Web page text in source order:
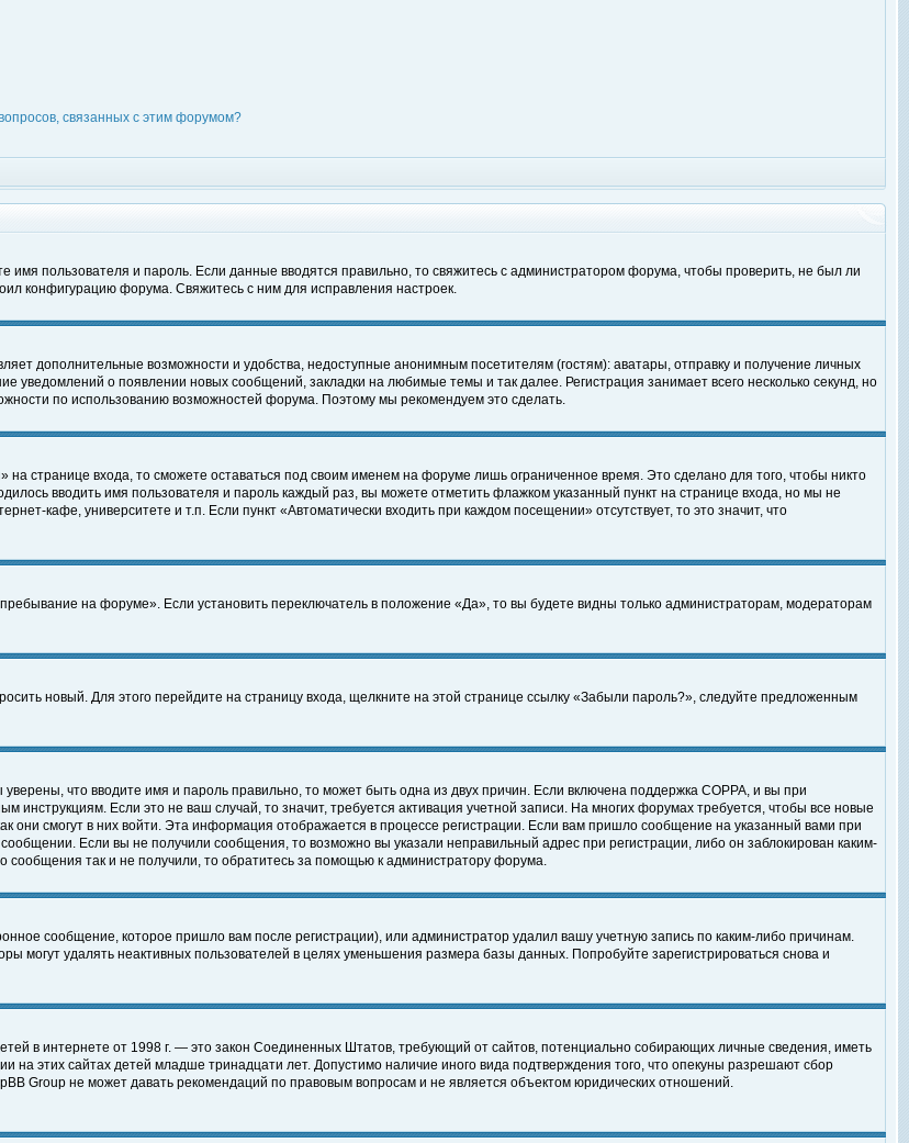
связанных с этим форумом?
имя пользователя и пароль. Если данные вводятся правильно, то свяжитесь с администратором форума, чтобы проверить, не был ли
конфигурацию форума. Свяжитесь с ним для исправления настроек.
дополнительные возможности и удобства, недоступные анонимным посетителям (гостям): аватары, отправку и получение личных
уведомлений о появлении новых сообщений, закладки на любимые темы и так далее. Регистрация занимает всего несколько секунд, но
по использованию возможностей форума. Поэтому мы рекомендуем это сделать.
странице входа, то сможете оставаться под своим именем на форуме лишь ограниченное время. Это сделано для того, чтобы никто
вводить имя пользователя и пароль каждый раз, вы можете отметить флажком указанный пункт на странице входа, но мы не
кафе, университете и т.п. Если пункт «Автоматически входить при каждом посещении» отсутствует, то это значит, что
на форуме». Если установить переключатель в положение «Да», то вы будете видны только администраторам, модераторам
новый. Для этого перейдите на страницу входа, щелкните на этой странице ссылку «Забыли пароль?», следуйте предложенным
что вводите имя и пароль правильно, то может быть одна из двух причин. Если включена поддержка COPPA, и вы при
инструкциям. Если это не ваш случай, то значит, требуется активация учетной записи. На многих форумах требуется, чтобы все новые
они смогут в них войти. Эта информация отображается в процессе регистрации. Если вам пришло сообщение на указанный вами при
Если вы не получили сообщения, то возможно вы указали неправильный адрес при регистрации, либо он заблокирован каким-
так и не получили, то обратитесь за помощью к администратору форума.
сообщение, которое пришло вам после регистрации), или администратор удалил вашу учетную запись по каким-либо причинам.
могут удалять неактивных пользователей в целях уменьшения размера базы данных. Попробуйте зарегистрироваться снова и
в интернете от 1998 г. — это закон Соединенных Штатов, требующий от сайтов, потенциально собирающих личные сведения, иметь
на этих сайтах детей младше тринадцати лет. Допустимо наличие иного вида подтверждения того, что опекуны разрешают сбор
Group не может давать рекомендаций по правовым вопросам и не является объектом юридических отношений.